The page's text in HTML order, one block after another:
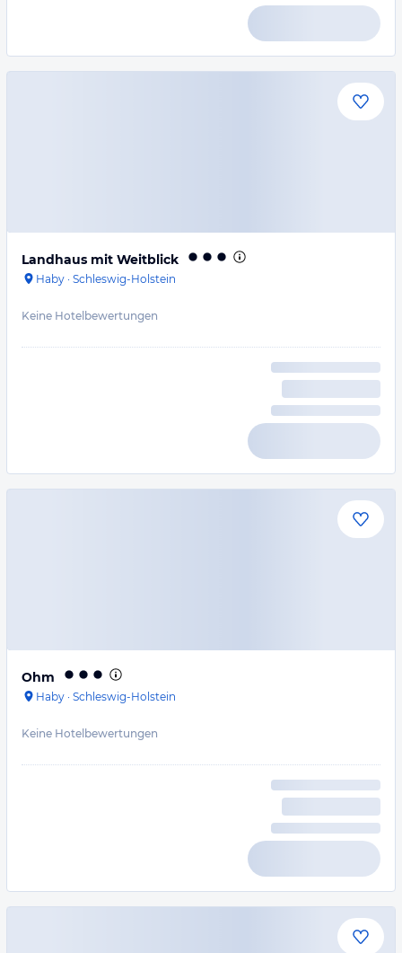
Landhaus mit Weitblick
Haby · Schleswig-Holstein
Keine Hotelbewertungen
Ohm
Haby · Schleswig-Holstein
Keine Hotelbewertungen